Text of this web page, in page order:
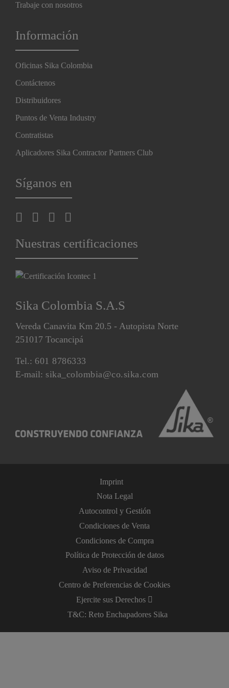
Trabaje con nosotros
Información
Oficinas Sika Colombia
Contáctenos
Distribuidores
Puntos de Venta Industry
Contratistas
Aplicadores Sika Contractor Partners Club
Síganos en
Nuestras certificaciones
Sika Colombia S.A.S
Vereda Canavita Km 20.5 - Autopista Norte
251017 Tocancipá
Tel.: 601 8786333
E-mail: sika_colombia@co.sika.com
Imprint
Nota Legal
Autocontrol y Gestión
Condiciones de Venta
Condiciones de Compra
Política de Protección de datos
Aviso de Privacidad
Centro de Preferencias de Cookies
Ejercite sus Derechos
T&C: Reto Enchapadores Sika